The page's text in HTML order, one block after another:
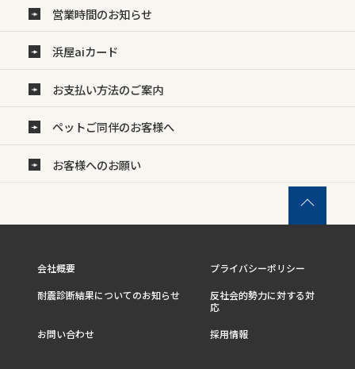
営業時間のお知らせ
浜屋aiカード
お支払い方法のご案内
ペットご同伴のお客様へ
お客様へのお願い
会社概要
プライバシーポリシー
耐震診断結果についてのお知らせ
反社会的勢力に対する対
応
お問い合わせ
採用情報